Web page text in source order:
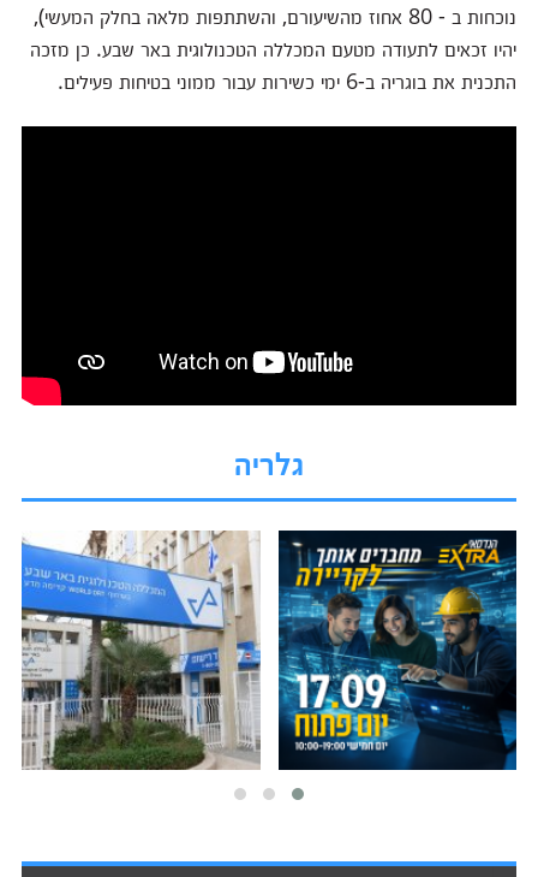
נוכחות ב - 80 אחוז מהשיעורם, והשתתפות מלאה בחלק המעשי),
יהיו זכאים לתעודה מטעם המכללה הטכנולוגית באר שבע. כן מזכה
התכנית את בוגריה ב-6 ימי כשירות עבור ממוני בטיחות פעילים.
גלריה